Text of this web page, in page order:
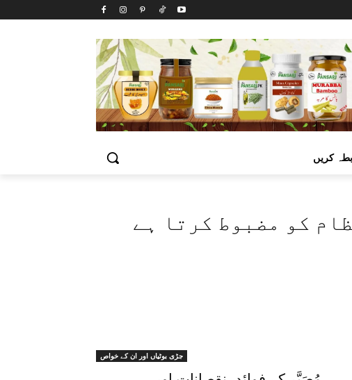
کریں
کو مضبوط کرتا ہے
جڑی بوٹیاں اور ان کے خواص